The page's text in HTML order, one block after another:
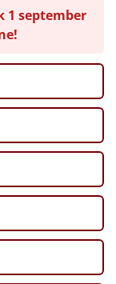
1 september